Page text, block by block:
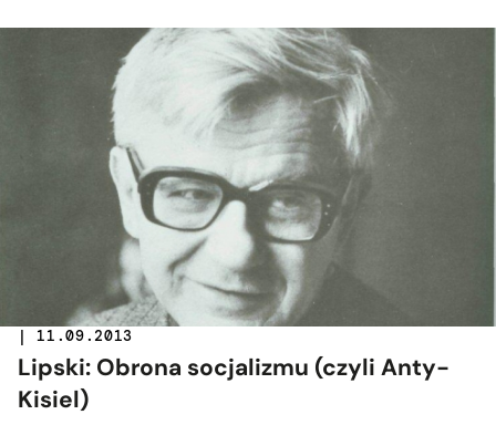
| 11.09.2013
Lipski: Obrona socjalizmu (czyli Anty-
Kisiel)